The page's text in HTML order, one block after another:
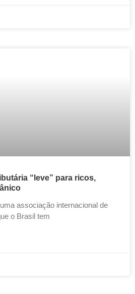
“leve” para ricos,
associação internacional de
o Brasil tem